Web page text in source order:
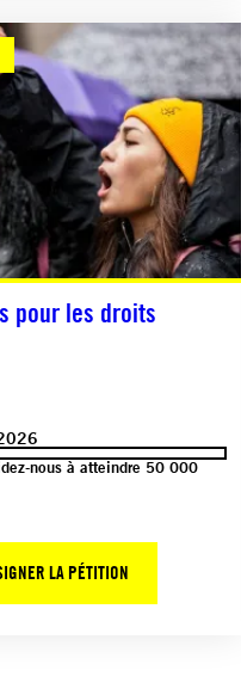
pour les droits
nous à atteindre 50 000
LA PÉTITION